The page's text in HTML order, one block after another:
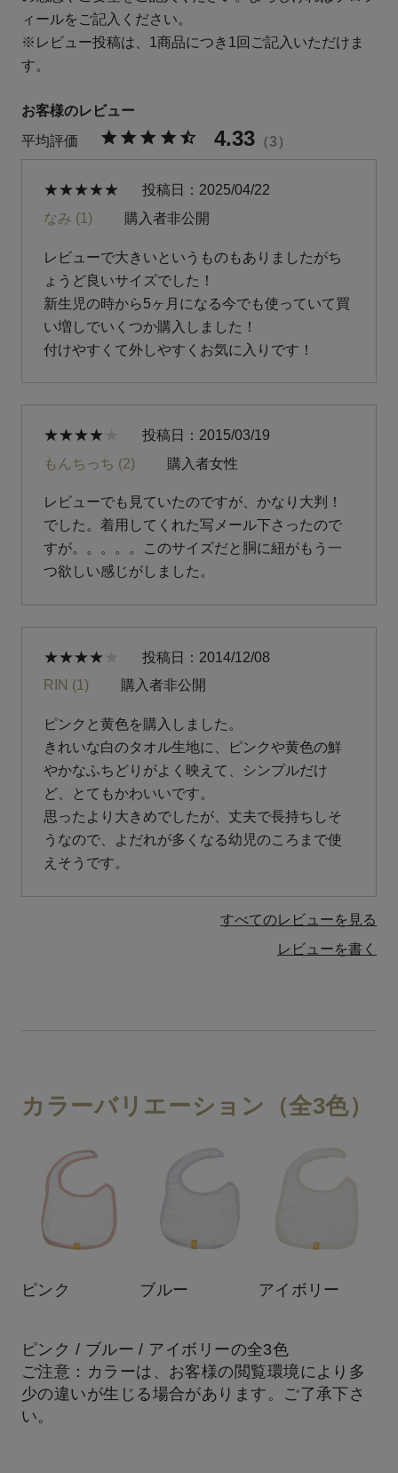
ィールをご記入ください。
※レビュー投稿は、1商品につき1回ご記入いただけま
す。
4.33 3
なみ 1 購入者非公開
投稿日 2025/04/22
レビューで大きいというものもありましたがち
ょうど良いサイズでした！
新生児の時から5ヶ月になる今でも使っていて買
い増しでいくつか購入しました！
付けやすくて外しやすくお気に入りです！
もんちっち 2 購入者女性
投稿日 2015/03/19
レビューでも見ていたのですが、かなり大判！
でした。着用してくれた写メール下さったので
すが。。。。。このサイズだと胴に紐がもう一
つ欲しい感じがしました。
RIN 1 購入者非公開
投稿日 2014/12/08
ピンクと黄色を購入しました。
きれいな白のタオル生地に、ピンクや黄色の鮮
やかなふちどりがよく映えて、シンプルだけ
ど、とてもかわいいです。
思ったより大きめでしたが、丈夫で長持ちしそ
うなので、よだれが多くなる幼児のころまで使
えそうです。
すべてのレビューを見る
レビューを書く
カラーバリエーション（全3色）
ピンク ブルー アイボリー
ピンク / ブルー / アイボリーの全3色
ご注意：カラーは、お客様の閲覧環境により多
少の違いが生じる場合があります。ご了承下さ
い。